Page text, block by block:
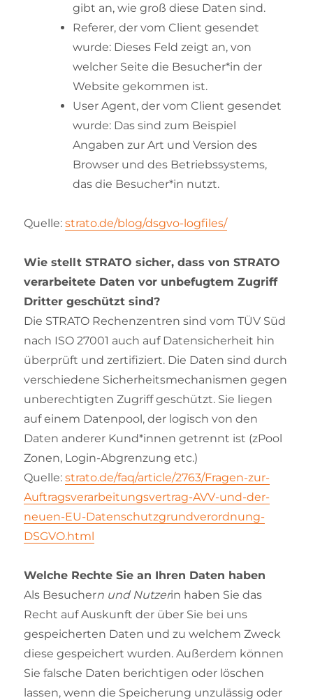
gibt an, wie groß diese Daten sind.
Referer, der vom Client gesendet
wurde: Dieses Feld zeigt an, von
welcher Seite die Besucher*in der
Website gekommen ist.
User Agent, der vom Client gesendet
wurde: Das sind zum Beispiel
Angaben zur Art und Version des
Browser und des Betriebssystems,
das die Besucher*in nutzt.
Quelle:strato.de/blog/dsgvo-logfiles/
Wie stellt STRATO sicher, dass von STRATO
verarbeitete Daten vor unbefugtem Zugriff
Dritter geschützt sind?
Die STRATO Rechenzentren sind vom TÜV Süd
nach ISO 27001 auch auf Datensicherheit hin
überprüft und zertifiziert. Die Daten sind durch
verschiedene Sicherheitsmechanismen gegen
unberechtigten Zugriff geschützt. Sie liegen
auf einem Datenpool, der logisch von den
Daten anderer Kund*innen getrennt ist (zPool
Zonen, Login-Abgrenzung etc.)
Quelle:strato.de/faq/article/2763/Fragen-zur-
Auftragsverarbeitungsvertrag-AVV-und-der-
neuen-EU-Datenschutzgrundverordnung-
DSGVO.html
Welche Rechte Sie an Ihren Daten haben
Als Besuchern und Nutzerin haben Sie das
Recht auf Auskunft der über Sie bei uns
gespeicherten Daten und zu welchem Zweck
diese gespeichert wurden. Außerdem können
Sie falsche Daten berichtigen oder löschen
lassen, wenn die Speicherung unzulässig oder